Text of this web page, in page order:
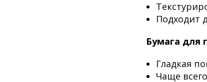
Подходит
Бумага для
Гладкая
Чаще